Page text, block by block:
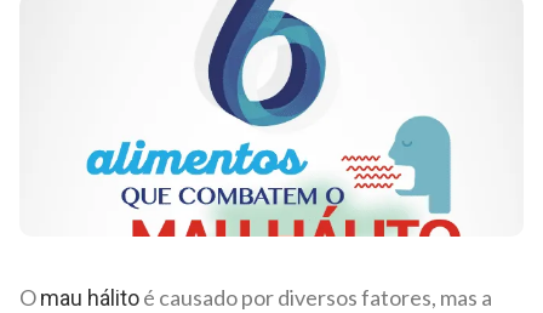
Omau hálitoé causado por diversos fatores, mas a